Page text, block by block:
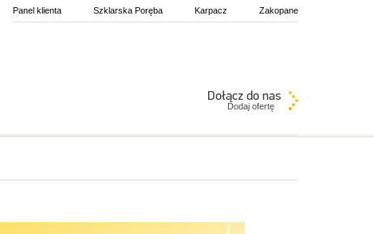
Panel klienta Szklarska Poręba Karpacz Zakopane
Dodaj ofertę